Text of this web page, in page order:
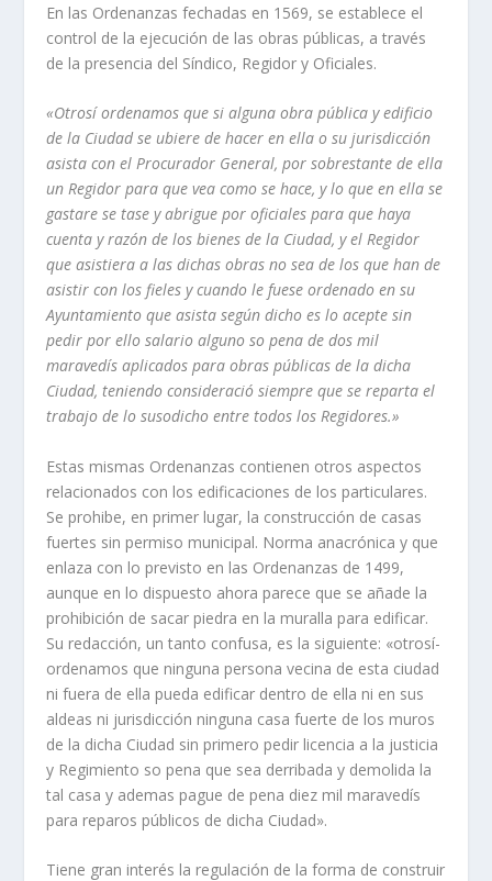
En las Ordenanzas fechadas en 1569, se establece el
control de la ejecución de las obras públicas, a través
de la presencia del Sí­ndico, Regidor y Oficiales.
«Otrosí­ ordenamos que si alguna obra pública y edificio
de la Ciudad se ubiere de hacer en ella o su jurisdicción
asista con el Procurador General, porsobrestante de ella
un Regidor para que vea como se hace, y lo que en ella se
gastare se tase y abrigue por oficiales para que haya
cuenta y razón de losbienes de la Ciudad, y el Regidor
que asistiera a las dichas obras no sea delos que han de
asistir con los fieles y cuando le fuese ordenado en su
Ayun­tamiento que asista según dicho es lo acepte sin
pedir por ello salario algunoso pena de dos mil
maravedí­s aplicados para obras públicas de la dicha
Ciudad,teniendo consideració siempre que se reparta el
trabajo de lo susodicho entretodos los Regidores.»
Estas mismas Ordenanzas contienen otros aspectos
relacionados con los edificaciones de los particulares.
Se prohibe, en primer lugar, la cons­trucción de casas
fuertes sin permiso municipal. Norma anacrónica y que
enlaza con lo previsto en las Ordenanzas de 1499,
aunque en lo dispuesto ahora parece que se añade la
prohibición de sacar piedra en la muralla para edificar.
Su redacción, un tanto confusa, es la siguiente: «otrosí­
or­denamos que ninguna persona vecina de esta ciudad
ni fuera de ella pueda edificar dentro de ella ni en sus
aldeas ni jurisdicción ninguna casa fuerte de los muros
de la dicha Ciudad sin primero pedir licencia a la justicia
y Regimiento so pena que sea derribada y demolida la
tal casa y ademas pague de pena diez mil maravedí­s
para reparos públicos de dicha Ciudad».
Tiene gran interés la regulación de la forma de construir